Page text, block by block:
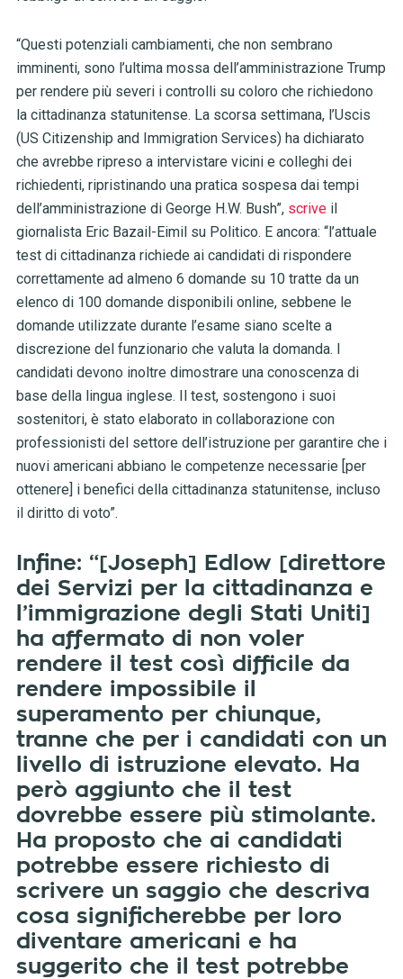
“Questi potenziali cambiamenti, che non sembrano
imminenti, sono l’ultima mossa dell’amministrazione Trump
per rendere più severi i controlli su coloro che richiedono
la cittadinanza statunitense. La scorsa settimana, l’Uscis
(US Citizenship and Immigration Services) ha dichiarato
che avrebbe ripreso a intervistare vicini e colleghi dei
richiedenti, ripristinando una pratica sospesa dai tempi
dell’amministrazione di George H.W. Bush”, scriveil
giornalista Eric Bazail-Eimil su Politico. E ancora: “l’attuale
test di cittadinanza richiede ai candidati di rispondere
correttamente ad almeno 6 domande su 10 tratte da un
elenco di 100 domande disponibili online, sebbene le
domande utilizzate durante l’esame siano scelte a
discrezione del funzionario che valuta la domanda. I
candidati devono inoltre dimostrare una conoscenza di
base della lingua inglese. Il test, sostengono i suoi
sostenitori, è stato elaborato in collaborazione con
professionisti del settore dell’istruzione per garantire che i
nuovi americani abbiano le competenze necessarie [per
ottenere] i benefici della cittadinanza statunitense, incluso
il diritto di voto”.
Infine: “[Joseph] Edlow [direttore
dei Servizi per la cittadinanza e
l’immigrazione degli Stati Uniti]
ha affermato di non voler
rendere il test così difficile da
rendere impossibile il
superamento per chiunque,
tranne che per i candidati con un
livello di istruzione elevato. Ha
però aggiunto che il test
dovrebbe essere più stimolante.
Ha proposto che ai candidati
potrebbe essere richiesto di
scrivere un saggio che descriva
cosa significherebbe per loro
diventare americani e ha
suggerito che il test potrebbe